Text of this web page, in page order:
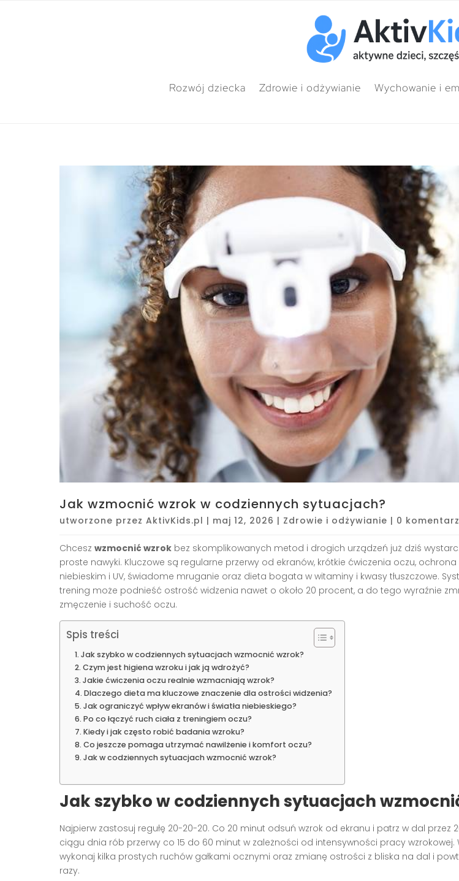
Rozwój dziecka Zdrowie i odżywianie Wychowanie i
Jak wzmocnić wzrok w codziennych sytuacjach?
utworzone przez AktivKids.pl | maj 12, 2026 | Zdrowie i odżywianie | 0
Chcesz wzmocnić wzrok bez skomplikowanych metod i drogich urządzeń już dziś
proste nawyki. Kluczowe są regularne przerwy od ekranów, krótkie ćwiczenia oczu, ochrona
niebieskim i UV, świadome mruganie oraz dieta bogata w witaminy i kwasy tłuszczowe.
trening może podnieść ostrość widzenia nawet o około 20 procent, a do tego wyraźnie
zmęczenie i suchość oczu.
Spis treści
Jak szybko w codziennych sytuacjach wzmocnić wzrok?
Czym jest higiena wzroku i jak ją wdrożyć?
Jakie ćwiczenia oczu realnie wzmacniają wzrok?
Dlaczego dieta ma kluczowe znaczenie dla ostrości widzenia?
Jak ograniczyć wpływ ekranów i światła niebieskiego?
Po co łączyć ruch ciała z treningiem oczu?
Kiedy i jak często robić badania wzroku?
Co jeszcze pomaga utrzymać nawilżenie i komfort oczu?
Jak w codziennych sytuacjach wzmocnić wzrok?
Jak szybko w codziennych sytuacjach
Najpierw zastosuj regułę 20-20-20. Co 20 minut odsuń wzrok od ekranu i patrz w dal przez
ciągu dnia rób przerwy co 15 do 60 minut w zależności od intensywności pracy wzrokowej.
wykonaj kilka prostych ruchów gałkami ocznymi oraz zmianę ostrości z bliska na dal i
razy.